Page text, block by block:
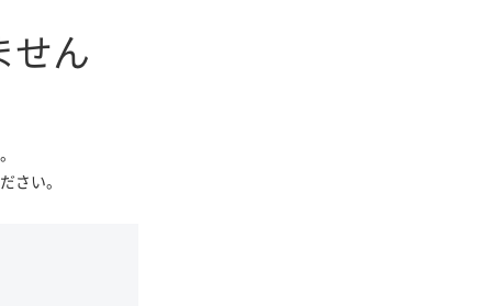
せん
さい。